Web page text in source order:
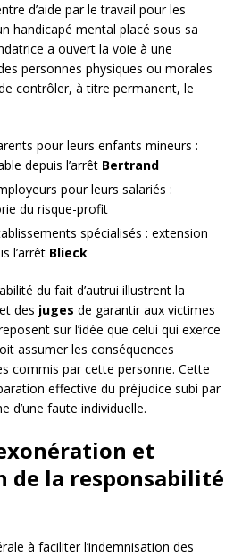
d’aide par le travail pour les
handicapé mental placé sous sa
a ouvert la voie à une
personnes physiques ou morales
contrôler, à titre permanent, le
pour leurs enfants mineurs :
depuis l’arrêt Bertrand
pour leurs salariés :
du risque-profit
spécialisés : extension
l’arrêt Blieck
du fait d’autrui illustrent la
et des juges de garantir aux victimes
sur l’idée que celui qui exerce
assumer les conséquences
commis par cette personne. Cette
effective du préjudice subi par
d’une faute individuelle.
et
de la responsabilité
à faciliter l’indemnisation des